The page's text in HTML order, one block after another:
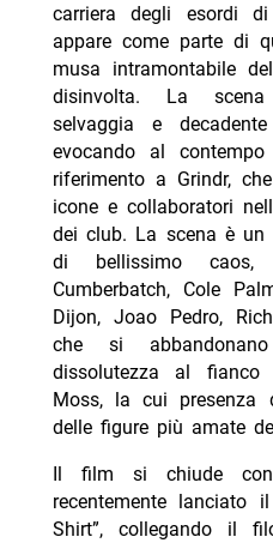
carriera degli esordi di
appare come parte di
musa intramontabile
disinvolta. La scena
selvaggia e
evocando al
riferimento a Grindr,
icone e collaboratori
dei club. La scena è un
di bellissimo caos,
Cumberbatch, Cole
Dijon, Joao Pedro,
che si
dissolutezza al fianco
Moss, la cui presenza
delle figure più amate
Il film si chiude
recentemente lanciato
Shirt”, collegando il